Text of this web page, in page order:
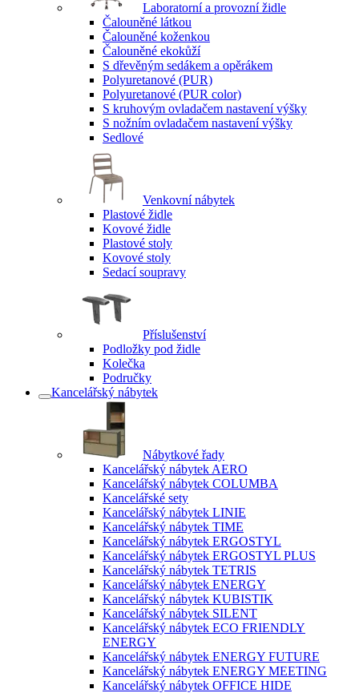
Laboratorní a provozní židle
Čalouněné látkou
Čalouněné koženkou
Čalouněné ekokůží
S dřevěným sedákem a opěrákem
Polyuretanové (PUR)
Polyuretanové (PUR color)
S kruhovým ovladačem nastavení výšky
S nožním ovladačem nastavení výšky
Sedlové
Venkovní nábytek
Plastové židle
Kovové židle
Plastové stoly
Kovové stoly
Sedací soupravy
Příslušenství
Podložky pod židle
Kolečka
Područky
Kancelářský nábytek
Nábytkové řady
Kancelářský nábytek AERO
Kancelářský nábytek COLUMBA
Kancelářské sety
Kancelářský nábytek LINIE
Kancelářský nábytek TIME
Kancelářský nábytek ERGOSTYL
Kancelářský nábytek ERGOSTYL PLUS
Kancelářský nábytek TETRIS
Kancelářský nábytek ENERGY
Kancelářský nábytek KUBISTIK
Kancelářský nábytek SILENT
Kancelářský nábytek ECO FRIENDLY
ENERGY
Kancelářský nábytek ENERGY FUTURE
Kancelářský nábytek ENERGY MEETING
Kancelářský nábytek OFFICE HIDE